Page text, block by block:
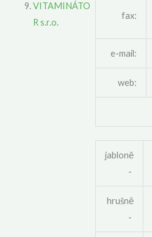
VITAMINÁTO
R s.r.o.
fax:
e-mail:
web:
jabloně
-
hrušně
-